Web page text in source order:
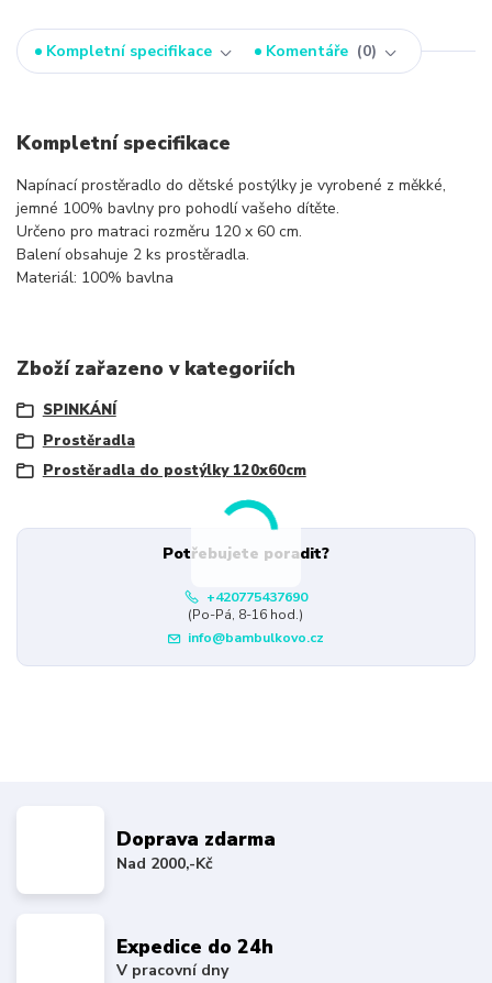
Kompletní specifikace Komentáře 0
Kompletní specifikace
Napínací prostěradlo do dětské postýlky je vyrobené z měkké,
jemné 100% bavlny pro pohodlí vašeho dítěte.
Určeno pro matraci rozměru 120 x 60 cm.
Balení obsahuje 2 ks prostěradla.
Materiál: 100% bavlna
Zboží zařazeno v kategoriích
SPINKÁNÍ
Prostěradla
Prostěradla do postýlky 120x60cm
Potřebujete poradit?
+420775437690
(Po-Pá, 8-16 hod.)
info@bambulkovo.cz
Doprava zdarma
Nad 2000,-Kč
Expedice do 24h
V pracovní dny